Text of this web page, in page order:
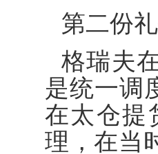
第二份
格瑞夫
是统一调
在太仓提
理，在当